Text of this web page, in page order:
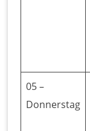
05 –
Donnerstag